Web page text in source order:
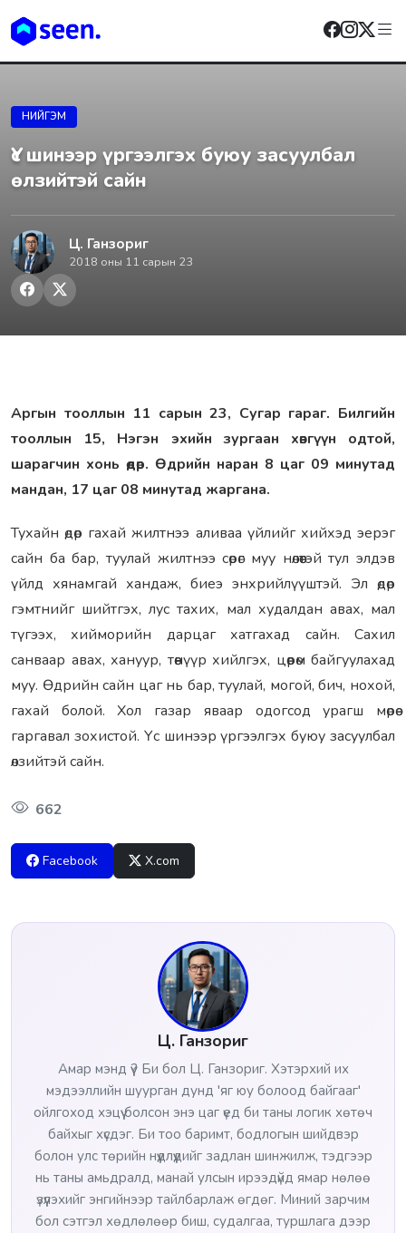
НИЙГЭМ
Үс шинээр үргээлгэх буюу засуулбал
өлзийтэй сайн
Ц. Ганзориг
2018 оны 11 сарын 23
Аргын тооллын 11 сарын 23, Сугар гараг. Билгийн
тооллын 15, Нэгэн эхийн зургаан хөвгүүн одтой,
шарагчин хонь өдөр. Өдрийн наран 8 цаг 09 минутад
мандан, 17 цаг 08 минутад жаргана.
Тухайн өдөр гахай жилтнээ аливаа үйлийг хийхэд эерэг
сайн ба бар, туулай жилтнээ сөрөг муу нөлөөтэй тул элдэв
үйлд хянамгай хандаж, биеэ энхрийлүүштэй. Эл өдөр
гэмтнийг шийтгэх, лус тахих, мал худалдан авах, мал
түгээх, хийморийн дарцаг хатгахад сайн. Сахил
санваар авах, хануур, төөнүүр хийлгэх, цөөрөм байгуулахад
муу. Өдрийн сайн цаг нь бар, туулай, могой, бич, нохой,
гахай болой. Хол газар яваар одогсод урагш мөрөө
гаргавал зохистой. Үс шинээр үргээлгэх буюу засуулбал
өлзийтэй сайн.
662
Facebook X.com
Ц. Ганзориг
Амар мэнд үү? Би бол Ц. Ганзориг. Хэтэрхий их
мэдээллийн шуурган дунд 'яг юу болоод байгааг'
ойлгоход хэцүү болсон энэ цаг үед би таны логик хөтөч
байхыг хүсдэг. Би тоо баримт, бодлогын шийдвэр
болон улс төрийн нүүдлүүдийг задлан шинжилж, тэдгээр
нь таны амьдралд, манай улсын ирээдүйд ямар нөлөө
үзүүлэхийг энгийнээр тайлбарлаж өгдөг. Миний зарчим
бол сэтгэл хөдлөлөөр биш, судалгаа, туршлага дээр